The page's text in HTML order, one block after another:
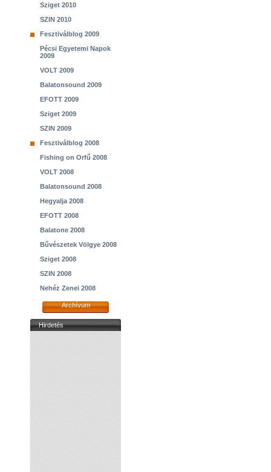
Sziget 2010
SZIN 2010
Fesztiválblog 2009
Pécsi Egyetemi Napok
2009
VOLT 2009
Balatonsound 2009
EFOTT 2009
Sziget 2009
SZIN 2009
Fesztiválblog 2008
Fishing on Orfű 2008
VOLT 2008
Balatonsound 2008
Hegyalja 2008
EFOTT 2008
Balatone 2008
Bűvészetek Völgye 2008
Sziget 2008
SZIN 2008
Nehéz Zenei 2008
Archívum
Hirdetés